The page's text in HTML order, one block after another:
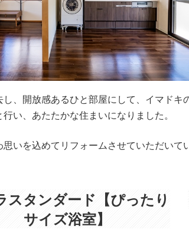
、開放感あるひと部屋にして、イマド
い、あたたかな住まいになりました。
いを込めてリフォームさせていただいて
スタンダード【ぴったり
サイズ浴室】